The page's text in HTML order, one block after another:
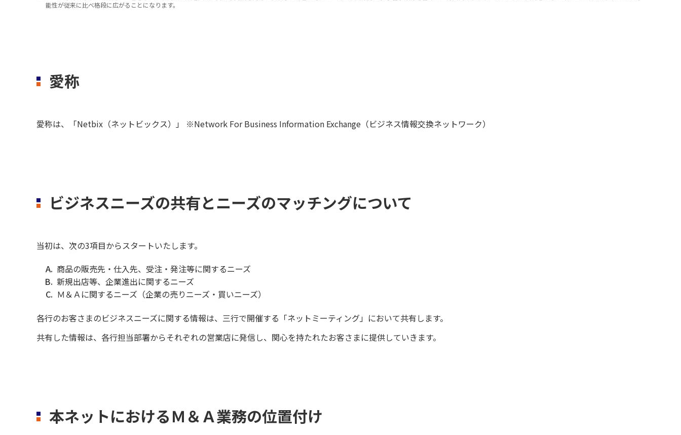
能性が従来に比べ格段に広がることになります。
愛称
愛称は、「Netbix（ネットビックス）」 ※Network For Business Information Exchange（ビジネス情報交換ネットワーク）
ビジネスニーズの共有とニーズのマッチングについて
当初は、次の3項目からスタートいたします。
A. 商品の販売先・仕入先、受注・発注等に関するニーズ
B. 新規出店等、企業進出に関するニーズ
C. Ｍ＆Ａに関するニーズ（企業の売りニーズ・買いニーズ）
各行のお客さまのビジネスニーズに関する情報は、三行で開催する「ネットミーティング」において共有します。
共有した情報は、各行担当部署からそれぞれの営業店に発信し、関心を持たれたお客さまに提供していきます。
本ネットにおけるＭ＆Ａ業務の位置付け